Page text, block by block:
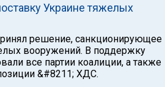
Украине тяжелых
решение, санкционирующее
вооружений. В поддержку
все партии коалиции, а также
&#8211; ХДС.